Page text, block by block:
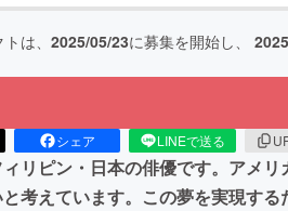
は、 2025/05/23に募集を開始し、
シェア LINEで送る
リピン・日本の俳優です。アメ
考えています。この夢を実現す